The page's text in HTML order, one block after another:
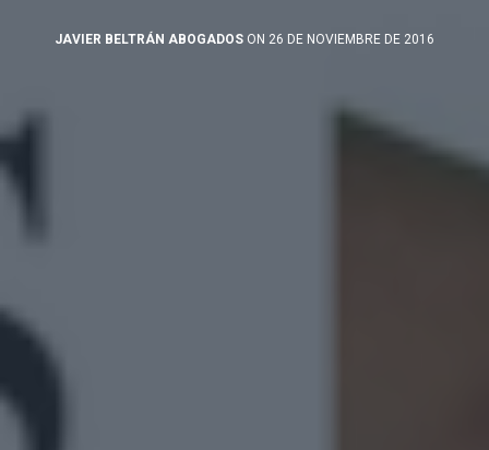
JAVIER BELTRÁN ABOGADOS ON 26 DE NOVIEMBRE DE 2016